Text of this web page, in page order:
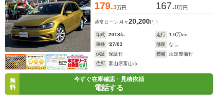
179.3万円 167.0万円
通常ローン 月々20,200円
年式 2018年 走行 1.0万km
車検
'27/03 修復
なし
保証
保証付 整備
法定整備付
住所
富山県富山市
無
料
今すぐ在庫確認・見積依頼
電話する